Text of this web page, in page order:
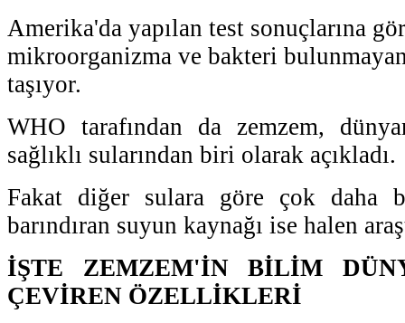
Amerika'da yapılan test sonuçlarına
mikroorganizma ve bakteri
taşıyor.
WHO tarafından da zemzem,
sağlıklı sularından biri olarak açıkladı.
Fakat diğer sulara göre çok daha
barındıran suyun kaynağı ise halen
İŞTE ZEMZEM'İN BİLİM
ÇEVİREN ÖZELLİKLERİ